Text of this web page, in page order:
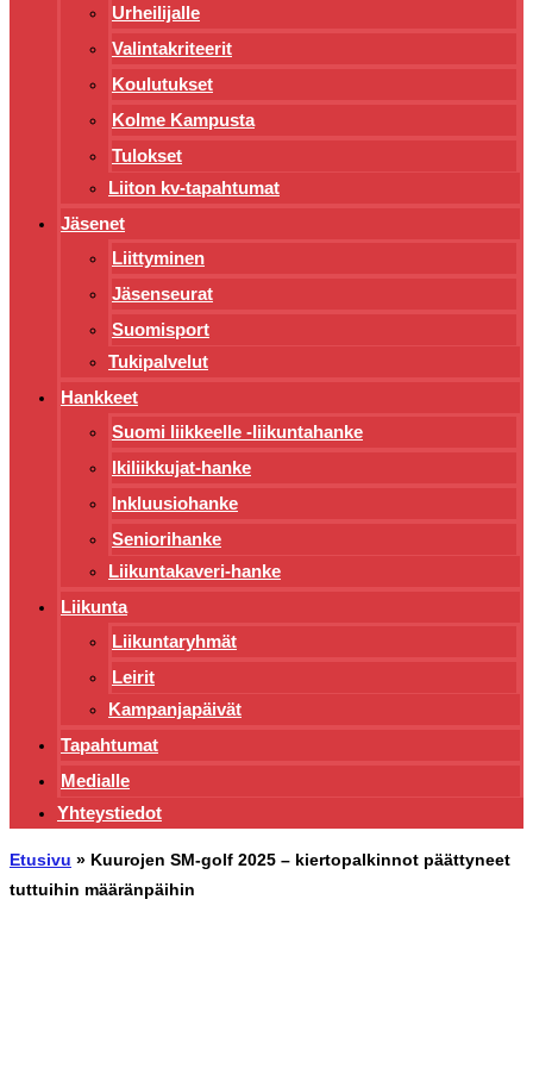
Urheilijalle
Valintakriteerit
Koulutukset
Kolme Kampusta
Tulokset
Liiton kv-tapahtumat
Jäsenet
Liittyminen
Jäsenseurat
Suomisport
Tukipalvelut
Hankkeet
Suomi liikkeelle -liikuntahanke
Ikiliikkujat-hanke
Inkluusiohanke
Seniorihanke
Liikuntakaveri-hanke
Liikunta
Liikuntaryhmät
Leirit
Kampanjapäivät
Tapahtumat
Medialle
Yhteystiedot
Etusivu » Kuurojen SM-golf 2025 – kiertopalkinnot päättyneet
tuttuihin määränpäihin